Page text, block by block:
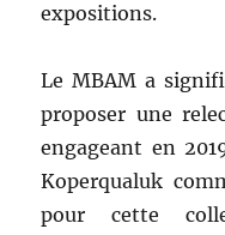
expositions.
Le MBAM a
proposer une
engageant en
Koperqualuk
pour cette